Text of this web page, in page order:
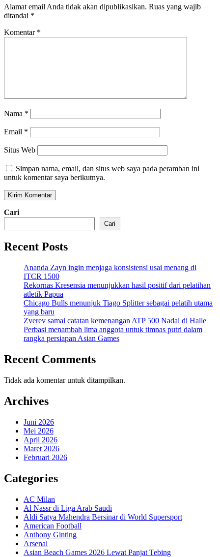
Alamat email Anda tidak akan dipublikasikan. Ruas yang wajib
ditandai *
Komentar *
Nama *
Email *
Situs Web
Simpan nama, email, dan situs web saya pada peramban ini
untuk komentar saya berikutnya.
Cari
Cari
Recent Posts
Ananda Zayn ingin menjaga konsistensi usai menang di
ITCR 1500
Rekornas Kresensia menunjukkan hasil positif dari pelatihan
atletik Papua
Chicago Bulls menunjuk Tiago Splitter sebagai pelatih utama
yang baru
Zverev samai catatan kemenangan ATP 500 Nadal di Halle
Perbasi menambah lima anggota untuk timnas putri dalam
rangka persiapan Asian Games
Recent Comments
Tidak ada komentar untuk ditampilkan.
Archives
Juni 2026
Mei 2026
April 2026
Maret 2026
Februari 2026
Categories
AC Milan
Al Nassr di Liga Arab Saudi
Aldi Satya Mahendra Bersinar di World Supersport
American Football
Anthony Ginting
Arsenal
Asian Beach Games 2026 Lewat Panjat Tebing